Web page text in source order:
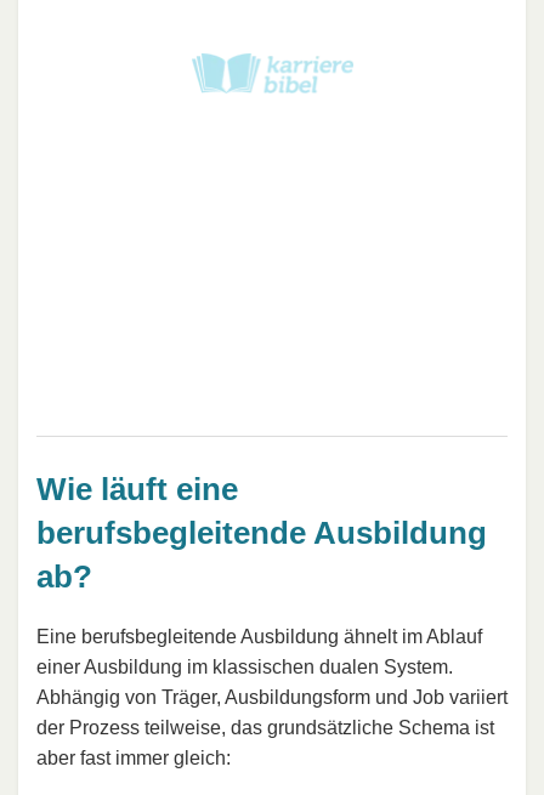
Wie läuft eine
berufsbegleitende Ausbildung
ab?
Eine berufsbegleitende Ausbildung ähnelt im Ablauf
einer Ausbildung im klassischen dualen System.
Abhängig von Träger, Ausbildungsform und Job variiert
der Prozess teilweise, das grundsätzliche Schema ist
aber fast immer gleich: